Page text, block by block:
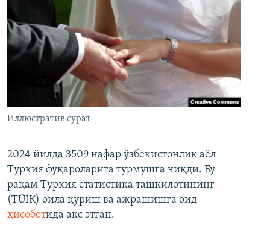
Иллюстратив сурат
2024 йилда 3509 нафар ўзбекистонлик аёл
Туркия фуқароларига турмушга чиқди. Бу
рақам Туркия статистика ташкилотининг
(ТÜİК) оила қуриш ва ажрашишга оид
ҳисоботида акс этган.